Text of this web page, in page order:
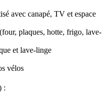
avec canapé, TV et espace
plaques, hotte, frigo, lave-
et lave-linge
vélos
: